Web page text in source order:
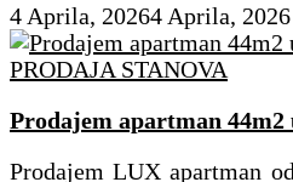
4 Aprila, 20264 Aprila, 2026
PRODAJA STANOVA
Prodajem apartman
Prodajem LUX apartman